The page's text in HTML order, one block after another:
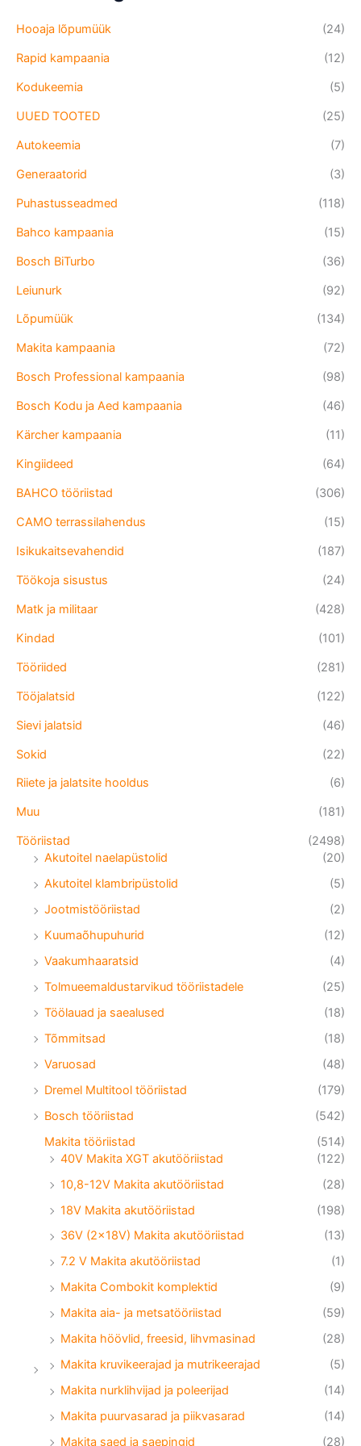
Hooaja lõpumüük
(24)
Rapid kampaania
(12)
Kodukeemia
(5)
UUED TOOTED
(25)
Autokeemia
(7)
Generaatorid
(3)
Puhastusseadmed
(118)
Bahco kampaania
(15)
Bosch BiTurbo
(36)
Leiunurk
(92)
Lõpumüük
(134)
Makita kampaania
(72)
Bosch Professional kampaania
(98)
Bosch Kodu ja Aed kampaania
(46)
Kärcher kampaania
(11)
Kingiideed
(64)
BAHCO tööriistad
(306)
CAMO terrassilahendus
(15)
Isikukaitsevahendid
(187)
Töökoja sisustus
(24)
Matk ja militaar
(428)
Kindad
(101)
Tööriided
(281)
Tööjalatsid
(122)
Sievi jalatsid
(46)
Sokid
(22)
Riiete ja jalatsite hooldus
(6)
Muu
(181)
Tööriistad
(2498)
Akutoitel naelapüstolid
(20)
Akutoitel klambripüstolid
(5)
Jootmistööriistad
(2)
Kuumaõhupuhurid
(12)
Vaakumhaaratsid
(4)
Tolmueemaldustarvikud tööriistadele
(25)
Töölauad ja saealused
(18)
Tõmmitsad
(18)
Varuosad
(48)
Dremel Multitool tööriistad
(179)
Bosch tööriistad
(542)
Makita tööriistad
(514)
40V Makita XGT akutööriistad
(122)
10,8-12V Makita akutööriistad
(28)
18V Makita akutööriistad
(198)
36V (2x18V) Makita akutööriistad
(13)
7.2 V Makita akutööriistad
(1)
Makita Combokit komplektid
(9)
Makita aia- ja metsatööriistad
(59)
Makita höövlid, freesid, lihvmasinad
(28)
Makita kruvikeerajad ja mutrikeerajad
(5)
Makita nurklihvijad ja poleerijad
(14)
Makita puurvasarad ja piikvasarad
(14)
Makita saed ja saepingid
(28)